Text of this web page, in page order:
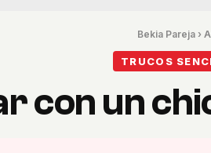
Bekia Pareja ›
TRUCOS
con un